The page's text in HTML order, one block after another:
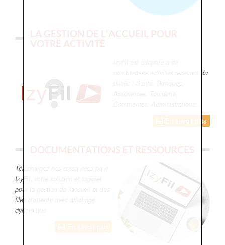
LA GESTION DE L'ACCUEIL POUR
VOTRE ACTIVITÉ
nombreuses activités recevant du
En savoir plus
DOCUMENTATIONS ET RESSOURCES
Téléchargez nos ressources pour
IzyFil, votre solution et logiciel
pour la gestion de l'accueil et des
files d'attente avec affichage
dynamique